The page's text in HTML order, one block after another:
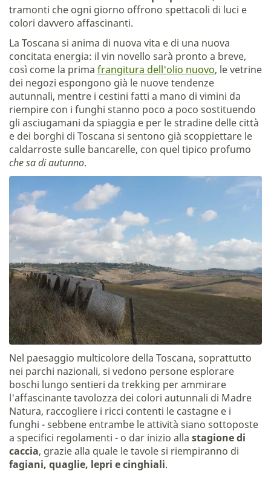
tramonti che ogni giorno offrono spettacoli di luci e
colori davvero affascinanti.
La Toscana si anima di nuova vita e di una nuova
concitata energia: il vin novello sarà pronto a breve,
così come la prima frangitura dell'olio nuovo, le vetrine
dei negozi espongono già le nuove tendenze
autunnali, mentre i cestini fatti a mano di vimini da
riempire con i funghi stanno poco a poco sostituendo
gli asciugamani da spiaggia e per le stradine delle città
e dei borghi di Toscana si sentono già scoppiettare le
caldarroste sulle bancarelle, con quel tipico profumo
che sa di autunno.
Nel paesaggio multicolore della Toscana, soprattutto
nei parchi nazionali, si vedono persone esplorare
boschi lungo sentieri da trekking per ammirare
l'affascinante tavolozza dei colori autunnali di Madre
Natura, raccogliere i ricci contenti le castagne e i
funghi - sebbene entrambe le attività siano sottoposte
a specifici regolamenti - o dar inizio alla stagione di
caccia, grazie alla quale le tavole si riempiranno di
fagiani, quaglie, lepri e cinghiali.